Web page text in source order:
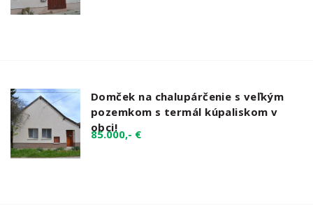
Domček na chalupárčenie s veľkým
pozemkom s termál kúpaliskom v
obci!
85.000,- €